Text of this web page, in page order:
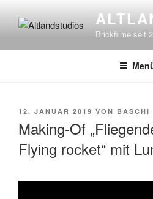
Inhalt
Brickfilme seit
VERÖFFENTLICHT
12. JANUAR 2019 VON BASCHI
Making-Of
Flying rocket“ mit